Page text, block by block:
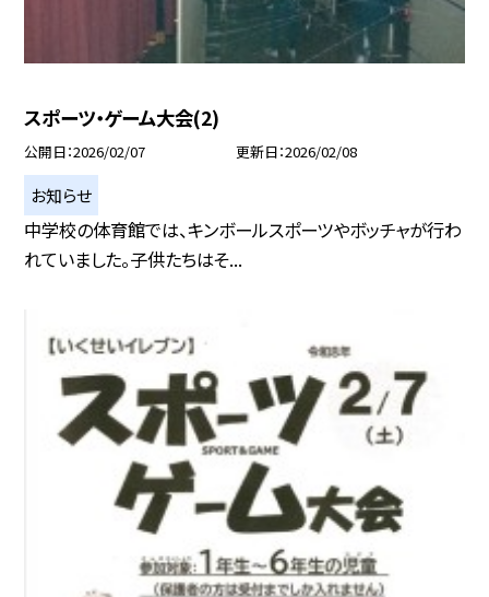
スポーツ・ゲーム大会(2)
公開日 2026/02/07 更新日 2026/02/08
お知らせ
中学校の体育館では、キンボールスポーツやボッチャが行わ
れていました。子供たちはそ...